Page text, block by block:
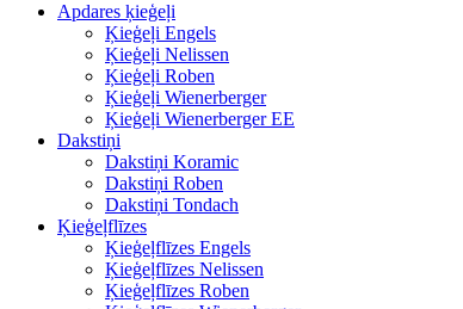
Apdares ķieģeļi
Ķieģeļi Engels
Ķieģeļi Nelissen
Ķieģeļi Roben
Ķieģeļi Wienerberger
Ķieģeļi Wienerberger EE
Dakstiņi
Dakstiņi Koramic
Dakstiņi Roben
Dakstiņi Tondach
Ķieģeļflīzes
Ķieģeļflīzes Engels
Ķieģeļflīzes Nelissen
Ķieģeļflīzes Roben